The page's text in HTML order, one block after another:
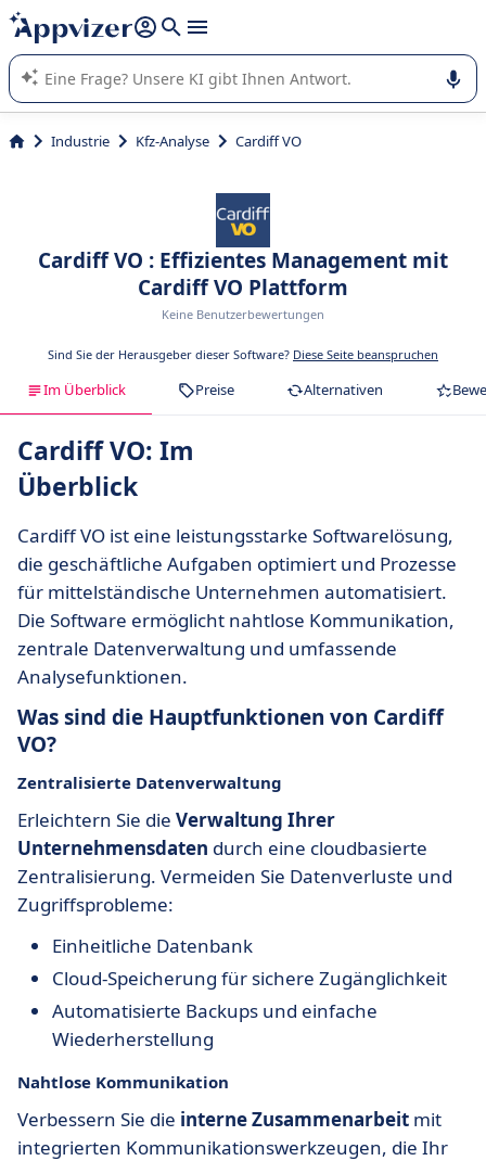
beantworten (mehrere Zeilen mit
Die KI von Appvizer führt Sie bei der Nutzung oder Auswahl
von SaaS-Software in Unternehmen.
Industrie Kfz-Analyse Cardiff VO
Cardiff VO : Effizientes Management mit
Cardiff VO Plattform
Keine Benutzerbewertungen
Sind Sie der Herausgeber dieser Software? Diese Seite beanspruchen
Im Überblick Preise Alternativen
Cardiff VO: Im
Überblick
Cardiff VO ist eine leistungsstarke Softwarelösung,
die geschäftliche Aufgaben optimiert und Prozesse
für mittelständische Unternehmen automatisiert.
Die Software ermöglicht nahtlose Kommunikation,
zentrale Datenverwaltung und umfassende
Analysefunktionen.
Was sind die Hauptfunktionen von Cardiff
VO?
Zentralisierte Datenverwaltung
Erleichtern Sie die Verwaltung Ihrer
Unternehmensdaten durch eine cloudbasierte
Zentralisierung. Vermeiden Sie Datenverluste und
Zugriffsprobleme:
Einheitliche Datenbank
Cloud-Speicherung für sichere Zugänglichkeit
Automatisierte Backups und einfache
Wiederherstellung
Nahtlose Kommunikation
Verbessern Sie die interne Zusammenarbeit mit
integrierten Kommunikationswerkzeugen, die Ihr